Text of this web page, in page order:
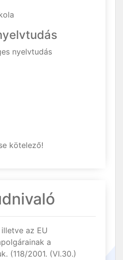
nyelvtudás
kötelező!
az EU
a
(118/2001. (VI.30.)